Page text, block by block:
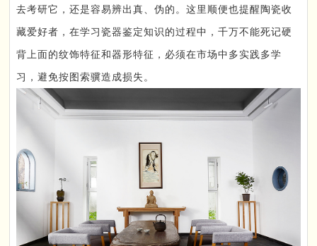
去考研它，还是容易辨出真、伪的。这里顺便也提醒陶瓷收
藏爱好者，在学习瓷器鉴定知识的过程中，千万不能死记硬
背上面的纹饰特征和器形特征，必须在市场中多实践多学
习，避免按图索骥造成损失。